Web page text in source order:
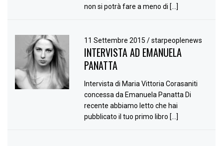
non si potrà fare a meno di […]
11 Settembre 2015/ starpeoplenews
INTERVISTA AD EMANUELA
PANATTA
Intervista di Maria Vittoria Corasaniti
concessa da Emanuela Panatta Di
recente abbiamo letto che hai
pubblicato il tuo primo libro […]